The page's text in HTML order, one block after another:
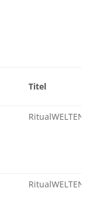
Titel
RitualWELTEN Shop
RitualWELTEN Shop